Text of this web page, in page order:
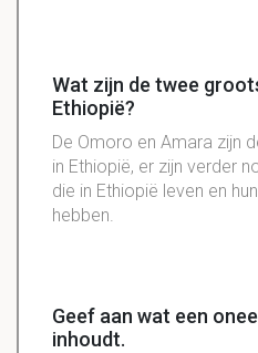
Wat zijn de twee
Ethiopië?
De Omoro en Amara zijn
in Ethiopië, er zijn verder
die in Ethiopië leven en
hebben.
Geef aan wat een
inhoudt.